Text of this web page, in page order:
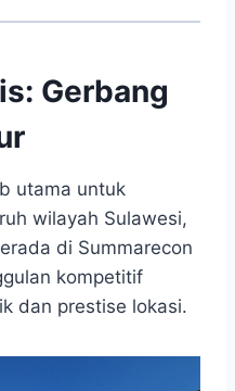
Gerbang
utama untuk
wilayah Sulawesi,
di Summarecon
kompetitif
dan prestise lokasi.